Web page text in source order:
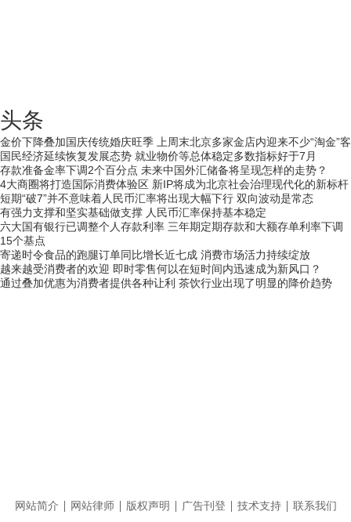
头条
金价下降叠加国庆传统婚庆旺季 上周末北京多家金店内迎来不少“淘金”客
国民经济延续恢复发展态势 就业物价等总体稳定多数指标好于7月
存款准备金率下调2个百分点 未来中国外汇储备将呈现怎样的走势？
4大商圈将打造国际消费体验区 新IP将成为北京社会治理现代化的新标杆
短期“破7”并不意味着人民币汇率将出现大幅下行 双向波动是常态
有强力支撑和坚实基础做支撑 人民币汇率保持基本稳定
六大国有银行已调整个人存款利率 三年期定期存款和大额存单利率下调
15个基点
寄递时令食品的跑腿订单同比增长近七成 消费市场活力持续绽放
越来越受消费者的欢迎 即时零售何以在短时间内迅速成为新风口？
通过叠加优惠为消费者提供各种让利 茶饮行业出现了明显的降价趋势
网站简介 网站律师 版权声明 广告刊登 技术支持 联系我们